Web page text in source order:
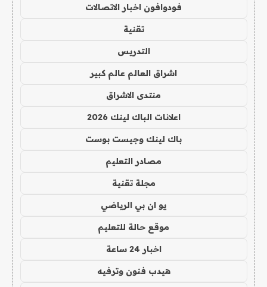
فودوافون اخبار الاتصالات
تقنية
التدريس
اشراق العالم عالم كبير
منتدى الاشراق
اعلانات الباك لينك 2026
باك لينك وجيست بوست
مصادر التعليم
مجلة تقنية
يو ان بي الرياضي
موقع حالة للتعليم
اخبار 24 ساعة
هيدب فنون وترفيه